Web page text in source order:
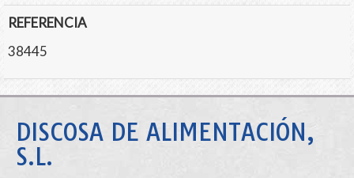
REFERENCIA
38445
DISCOSA DE ALIMENTACIÓN,
S.L.